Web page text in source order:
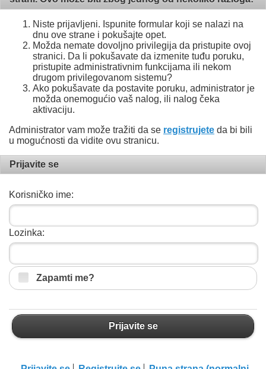
Niste prijavljeni. Ispunite formular koji se nalazi na
dnu ove strane i pokušajte opet.
Možda nemate dovoljno privilegija da pristupite ovoj
stranici. Da li pokušavate da izmenite tuđu poruku,
pristupite administrativnim funkcijama ili nekom
drugom privilegovanom sistemu?
Ako pokušavate da postavite poruku, administrator je
možda onemogućio vaš nalog, ili nalog čeka
aktivaciju.
Administrator vam može tražiti da se registrujete da bi bili
u mogućnosti da vidite ovu stranicu.
Prijavite se
Korisničko ime:
Lozinka:
Zapamti me?
Prijavite se